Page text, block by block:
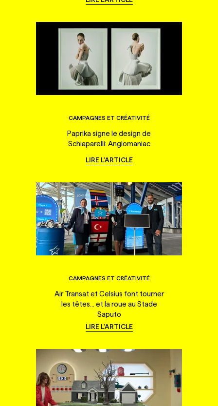
CAMPAGNES ET CRÉATIVITÉ
Paprika signe le design de
Schiaparelli: Anglomaniac
LIRE L'ARTICLE
CAMPAGNES ET CRÉATIVITÉ
Air Transat et Celsius font tourner
les têtes... et la roue au Stade
Saputo
LIRE L'ARTICLE